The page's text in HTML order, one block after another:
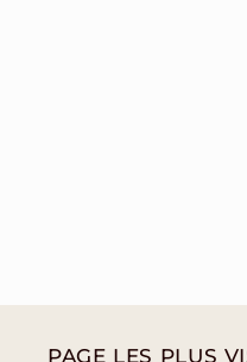
PAGE LES PLUS